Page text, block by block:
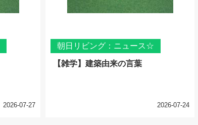
2026-07-27
朝日リビング：ニュース☆
【雑学】建築由来の言葉
2026-07-24